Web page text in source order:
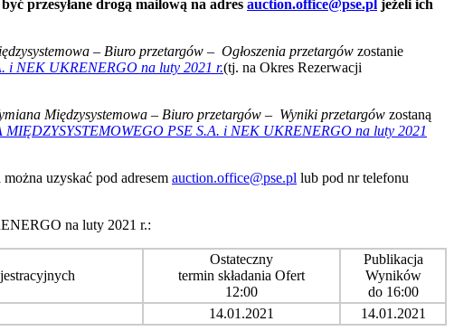
przesyłane drogą mailową na adres auction.office@pse.pl jeżeli ich
– Biuro przetargów – Ogłoszenia przetargów zostanie
i NEK UKRENERGO na luty 2021 r.(tj. na Okres Rezerwacji
Międzysystemowa – Biuro przetargów – Wyniki przetargów zostaną
PSE S.A. i NEK UKRENERGO na luty 2021
uzyskać pod adresem auction.office@pse.pl lub pod nr telefonu
na luty 2021 r.:
Ostateczny
termin składania Ofert
12:00
Publikacja
Wyników
do 16:00
14.01.2021 14.01.2021